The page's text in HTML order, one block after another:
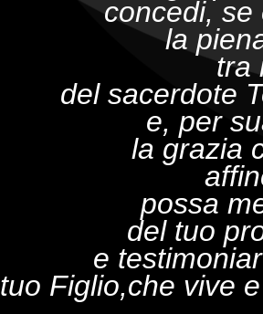
concedi, se
la
tra
del sacerdote
e, per
la grazia
possa
del tuo
e
tuo Figlio,che vive